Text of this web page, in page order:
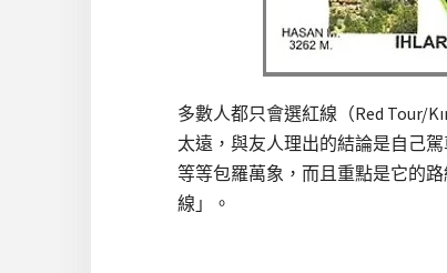
多數人都只會選紅線（Red Tour/
太遠，與友人理出的結論是自己
等等包羅萬象，而且重點是它的
線」。